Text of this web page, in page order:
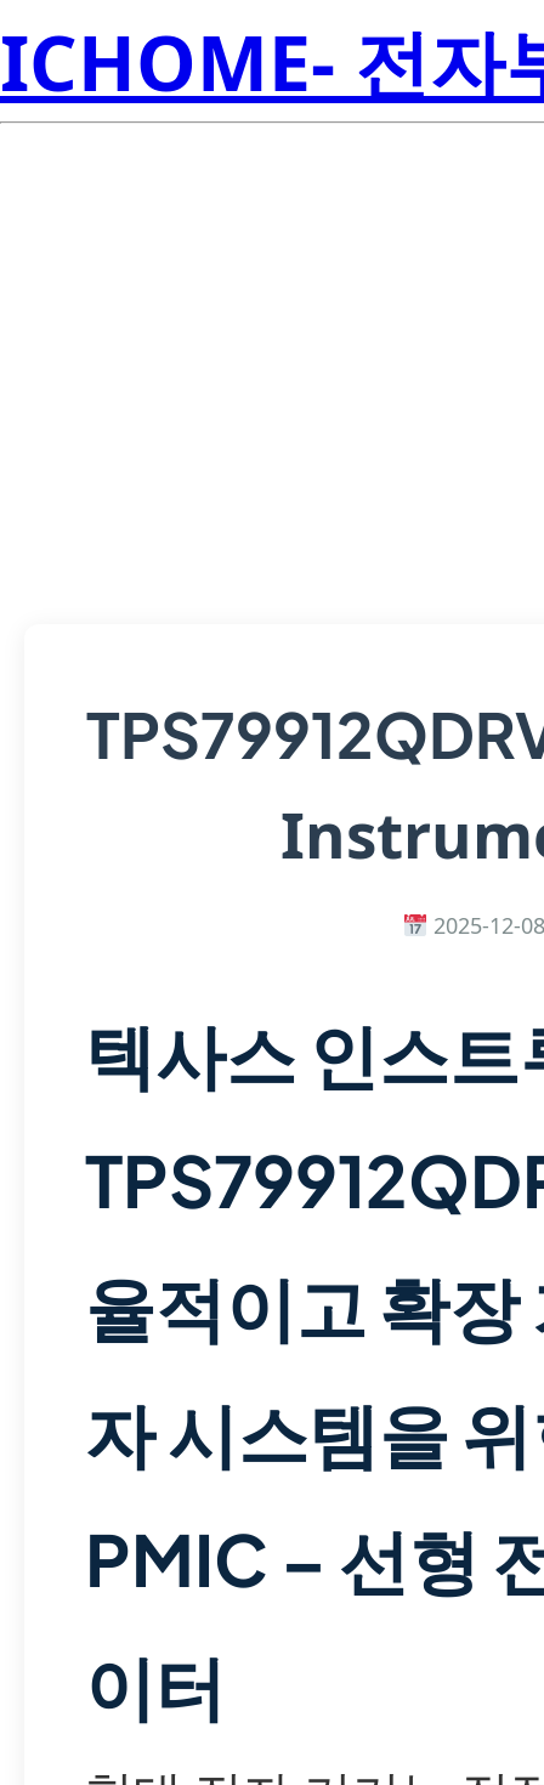
ICHOME- 전자
2025-12-
텍사스 인스
율적이고 확장
자 시스템을
PMIC – 선형
이터